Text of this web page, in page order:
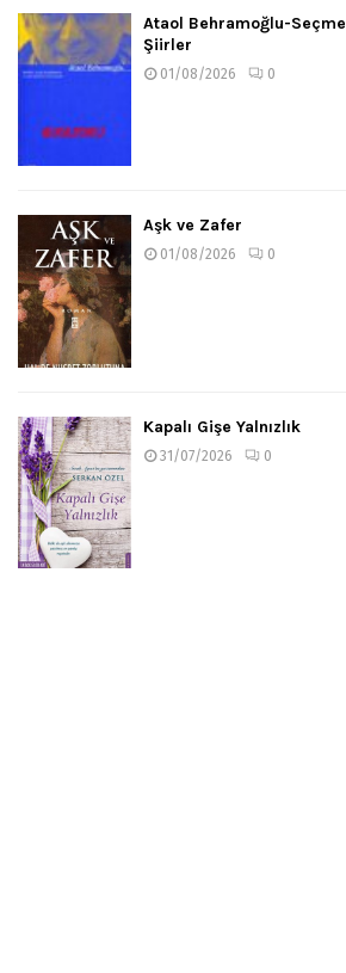
Ataol Behramoğlu-Seçme
Şiirler
01/08/2026 0
Aşk ve Zafer
01/08/2026 0
Kapalı Gişe Yalnızlık
31/07/2026 0